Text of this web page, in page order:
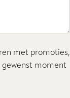
met promoties,
gewenst moment